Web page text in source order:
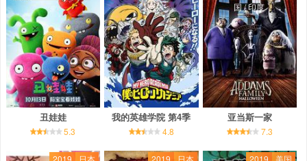
丑娃娃
5.3
我的英雄学院 第4季
4.8
国 / 印度
亚当斯一家
7.3
2019 日本 2019 日本 2019 美国